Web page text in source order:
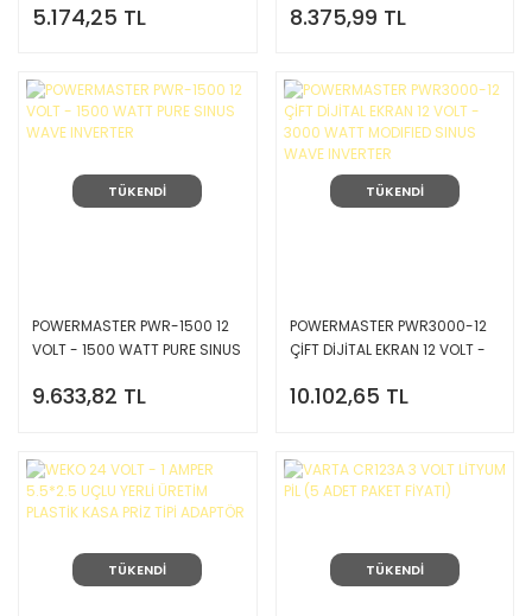
WAVE INVERTER
5.174,25 TL
WAVE INVERTER
8.375,99 TL
TÜKENDİ
POWERMASTER PWR-1500 12
VOLT - 1500 WATT PURE SINUS
9.633,82 TL
TÜKENDİ
POWERMASTER PWR3000-12
ÇİFT DİJİTAL EKRAN 12 VOLT -
WAVE INVERTER
10.102,65 TL
TÜKENDİ TÜKENDİ